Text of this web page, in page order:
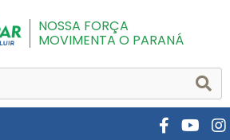
NOSSA FORÇA
MOVIMENTA O PARANÁ